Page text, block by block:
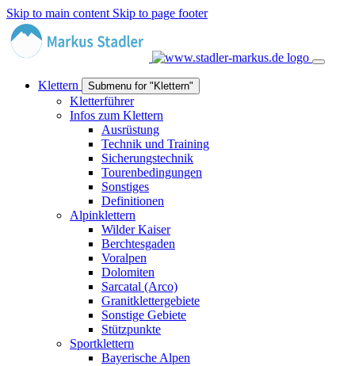
Skip to main content Skip to page footer
Klettern Submenu for "Klettern"
Kletterführer
Infos zum Klettern
Ausrüstung
Technik und Training
Sicherungstechnik
Tourenbedingungen
Sonstiges
Definitionen
Alpinklettern
Wilder Kaiser
Berchtesgaden
Voralpen
Dolomiten
Sarcatal (Arco)
Granitklettergebiete
Sonstige Gebiete
Stützpunkte
Sportklettern
Bayerische Alpen